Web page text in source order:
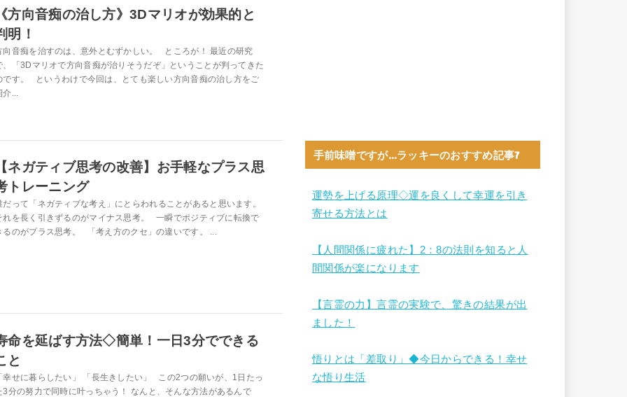
方向音痴の治し方》3Dマリオが効果的と
明！
向音痴を治すのは、意外とむずかしい。 ところが！ 最近の研究
、「3Dマリオで方向音痴が治りそうだぞ」ということが判ってきた
です。 というわけで今回は、とても楽しい方向音痴の治し方をご
介...
ネガティブ思考の改善】お手軽なプラス思
トレーニング
だって「ネガティブな考え」にとらわれることがあると思います。
れを長く引きずるのがマイナス思考。 一瞬でポジティブに転換で
るのがプラス思考。 「考え方のクセ」の違いです。 ...
命を延ばす方法◇簡単！一日3分でできる
と
幸せに暮らしたい」 「長生きしたい」 この2つの願いが、1日たっ
3分の努力で同時に叶っちゃう！ なんと、そんな方法があるんで
手前味噌ですが…ラッキーのおすすめ記事7
運勢を上げる原理◇運を良くして幸運を引き
寄せる方法とは
【人間関係に疲れた】2：8の法則を知ると人
間関係が楽になります
【言霊の力】言霊の実験で、驚きの結果が出
ました！
悟りとは「差取り」◆今日からできる！幸せ
な悟り生活